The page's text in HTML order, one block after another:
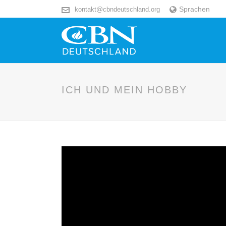
kontakt@cbndeutschland.org Sprachen
ICH UND MEIN HOBBY